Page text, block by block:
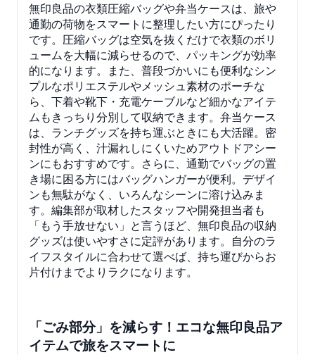
無印良品の衣類圧縮バッグや弁当ケースは、旅や
通勤の荷物をスマートに整理したい方にぴったり
です。圧縮バッグは空気を抜くだけで衣類のボリ
ュームを大幅に減らせるので、パッキングが効率
的になります。また、普段づかいにも便利なシン
プルなポリエステルやメッシュ素材のポーチな
ら、下着や靴下・充電ケーブルなど細かなアイテ
ムもきっちり分別して収納できます。弁当ケース
は、ランチグッズを持ち運ぶときにも大活躍。密
封性が高く、汁漏れしにくいためアウトドアシー
ンにもおすすめです。さらに、通勤でバッグの置
き場に困る方にはバッグハンガーが便利。デザイ
ンも無駄がなく、いろんなシーンに溶け込みま
す。編集部が取材したスタッフや開発担当者も
「もう手放せない」と言うほど、無印良品の収納
グッズは使いやすさに定評があります。自分のラ
イフスタイルに合わせて選べば、持ち運びからお
片付けまでよりラクになります。
「ごみ部分」を減らす！エコな無印良品ア
イテムで旅をスマートに